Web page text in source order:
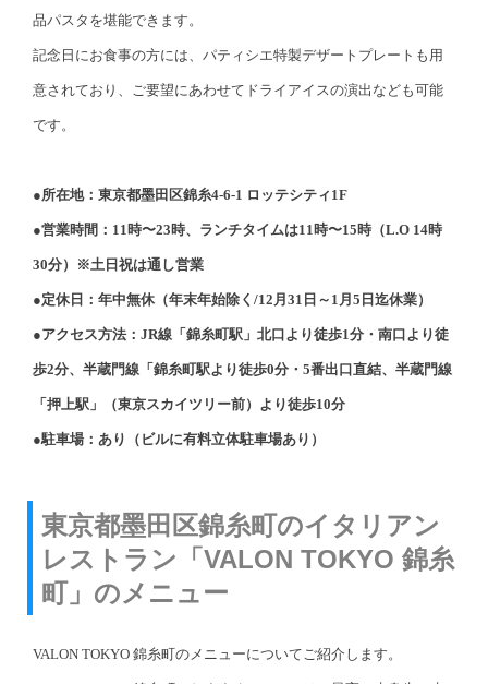
品パスタを堪能できます。
記念日にお食事の方には、パティシエ特製デザートプレートも用
意されており、ご要望にあわせてドライアイスの演出なども可能
です。
●所在地：東京都墨田区錦糸4-6-1 ロッテシティ1F
●営業時間：11時〜23時、ランチタイムは11時〜15時（L.O 14時
30分）※土日祝は通し営業
●定休日：年中無休（年末年始除く/12月31日～1月5日迄休業）
●アクセス方法：JR線「錦糸町駅」北口より徒歩1分・南口より徒
歩2分、半蔵門線「錦糸町駅より徒歩0分・5番出口直結、半蔵門線
「押上駅」（東京スカイツリー前）より徒歩10分
●駐車場：あり（ビルに有料立体駐車場あり）
東京都墨田区錦糸町のイタリアン
レストラン「VALON TOKYO 錦糸
町」のメニュー
VALON TOKYO 錦糸町のメニューについてご紹介します。